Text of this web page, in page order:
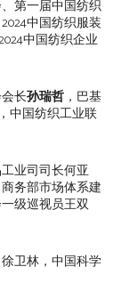
第一届中国纺织
中国纺织服装
中国纺织企业
长孙瑞哲 ，巴基
，中国纺织工业联
业司司长何亚
务部市场体系建
级巡视员王双
卫林，中国科学